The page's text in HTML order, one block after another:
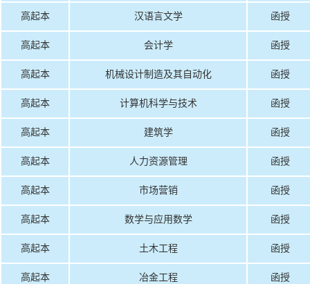
高起本 汉语言文学 函授
高起本 会计学 函授
高起本 机械设计制造及其自动化 函授
高起本 计算机科学与技术 函授
高起本 建筑学 函授
高起本 人力资源管理 函授
高起本 市场营销 函授
高起本 数学与应用数学 函授
高起本 土木工程 函授
高起本 冶金工程 函授